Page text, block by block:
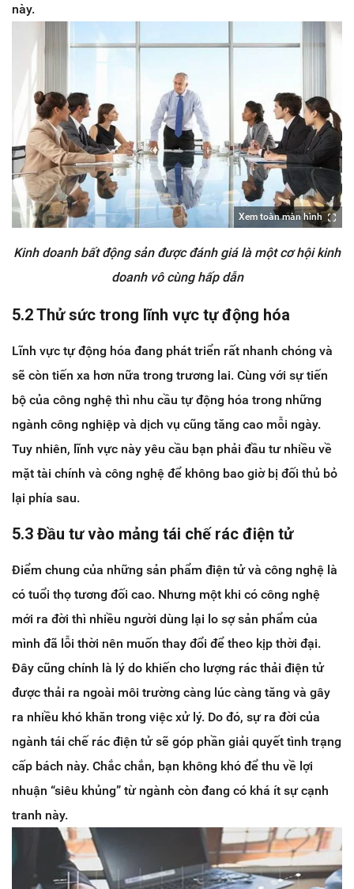
này.
Xem toàn màn hình
Kinh doanh bất động sản được đánh giá là một cơ hội kinh
doanh vô cùng hấp dẫn
5.2 Thử sức trong lĩnh vực tự động hóa
Lĩnh vực tự động hóa đang phát triển rất nhanh chóng và
sẽ còn tiến xa hơn nữa trong trương lai. Cùng với sự tiến
bộ của công nghệ thì nhu cầu tự động hóa trong những
ngành công nghiệp và dịch vụ cũng tăng cao mỗi ngày.
Tuy nhiên, lĩnh vực này yêu cầu bạn phải đầu tư nhiều về
mặt tài chính và công nghệ để không bao giờ bị đối thủ bỏ
lại phía sau.
5.3 Đầu tư vào mảng tái chế rác điện tử
Điểm chung của những sản phẩm điện tử và công nghệ là
có tuổi thọ tương đối cao. Nhưng một khi có công nghệ
mới ra đời thì nhiều người dùng lại lo sợ sản phẩm của
mình đã lỗi thời nên muốn thay đổi để theo kịp thời đại.
Đây cũng chính là lý do khiến cho lượng rác thải điện tử
được thải ra ngoài môi trường càng lúc càng tăng và gây
ra nhiều khó khăn trong việc xử lý. Do đó, sự ra đời của
ngành tái chế rác điện tử sẽ góp phần giải quyết tình trạng
cấp bách này. Chắc chắn, bạn không khó để thu về lợi
nhuận “siêu khủng” từ ngành còn đang có khá ít sự cạnh
tranh này.